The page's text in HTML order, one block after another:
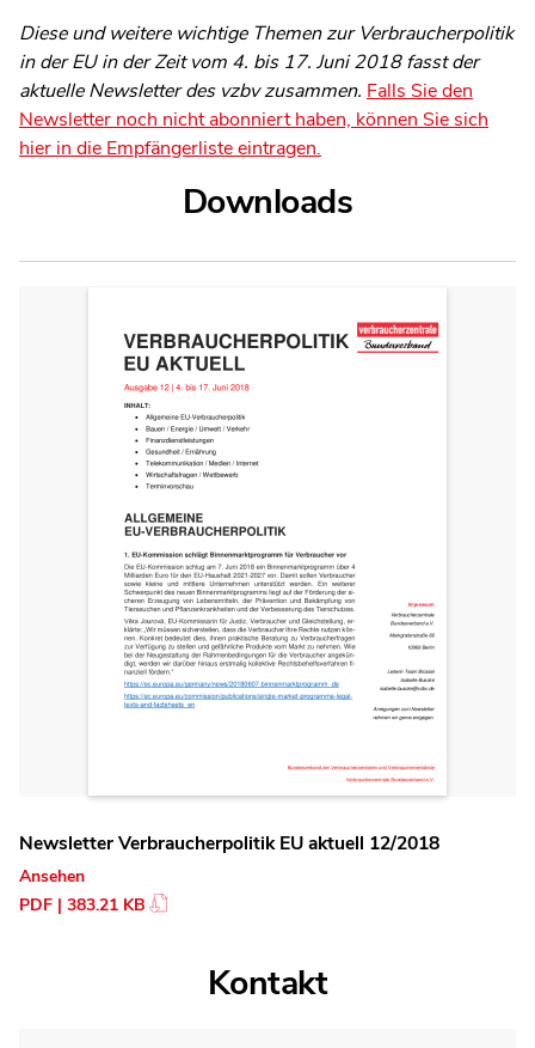
Diese und weitere wichtige Themen zur Verbraucherpolitik
in der EU in der Zeit vom 4. bis 17. Juni 2018 fasst der
aktuelle Newsletter des vzbv zusammen. Falls Sie den
Newsletter noch nicht abonniert haben, können Sie sich
hier in die Empfängerliste eintragen.
Downloads
Newsletter Verbraucherpolitik EU aktuell 12/2018
Ansehen
PDF | 383.21 KB
Kontakt